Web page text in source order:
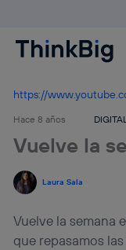
https://
Hace 8 años DIGITAL
Vuelve la
Laura Sala
Vuelve la semana
que repasamos